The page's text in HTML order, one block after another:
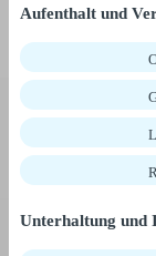
Aufenthalt und
Unterhaltung und